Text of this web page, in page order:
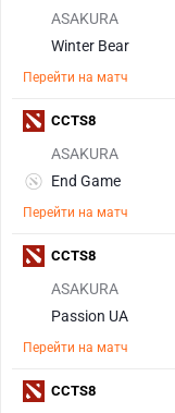
ASAKURA
Winter Bear
Перейти на матч
ASAKURA
End Game
Перейти на матч
CCTS8
ASAKURA
Passion UA
Перейти на матч
CCTS8
CCTS8